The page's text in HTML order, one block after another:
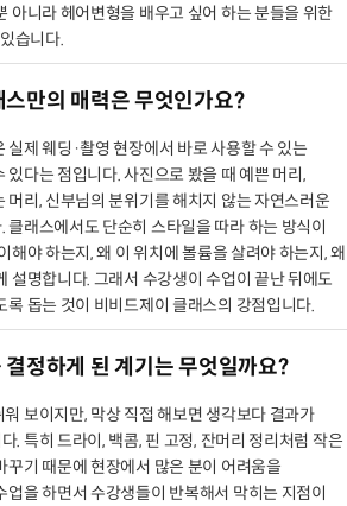
아니라 헤어변형을 배우고 싶어 하는 분들을 위한
습니다.
만의 매력은 무엇인가요?
실제 웨딩·촬영 현장에서 바로 사용할 수 있는
다는 점입니다. 사진으로 봤을 때 예쁜 머리,
머리, 신부님의 분위기를 해치지 않는 자연스러운
래스에서도 단순히 스타일을 따라 하는 방식이
해야 하는지, 왜 이 위치에 볼륨을 살려야 하는지, 왜
설명합니다. 그래서 수강생이 수업이 끝난 뒤에도
록 돕는 것이 비비드제이 클래스의 강점입니다.
정하게 된 계기는 무엇일까요?
보이지만, 막상 직접 해보면 생각보다 결과가
. 특히 드라이, 백콤, 핀 고정, 잔머리 정리처럼 작은
꾸기 때문에 현장에서 많은 분이 어려움을
을 하면서 수강생들이 반복해서 막히는 지점이